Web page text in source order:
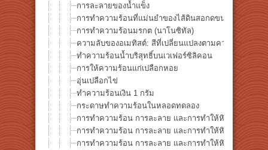
การละลายของน้ำแข็ง
การทำความร้อนที่แม่นยำของไส้ดินสอกดขนาด 0.5 มม
การทำความร้อนมรกต (นาโนซิทัล)
ความลับของอเมทิสต์: สีที่เปลี่ยนแปลงตามความร้อน
ทำความร้อนน้ำบริสุทธิ์บนเวเฟอร์ซิลิคอน
การให้ความร้อนแก่เปลือกหอย
อุ่นเปลือกไข่
ทำความร้อนเงิน 1 กรัม
กระดาษทำความร้อนในหลอดทดลอง
การทำความร้อน การละลาย และการทำให้หินกลายเป็น
การทำความร้อน การละลาย และการทำให้หินกลายเป็น
การทำความร้อน การละลาย และการทำให้หินกลายเป็น